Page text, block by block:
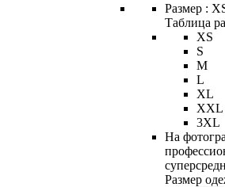
Размер :
Таблица
XS
S
M
L
XL
XXL
3XL
На
Размер